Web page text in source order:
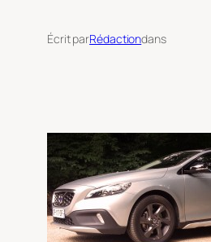
Écrit parRédactiondans